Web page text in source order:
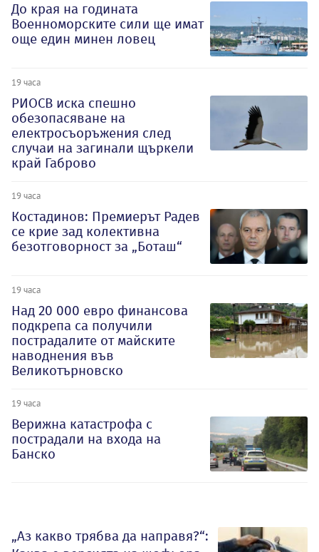
До края на годината
Военноморските сили ще имат
още един минен ловец
19 часа
РИОСВ иска спешно
обезопасяване на
електросъоръжения след
случаи на загинали щъркели
край Габрово
19 часа
Костадинов: Премиерът Радев
се крие зад колективна
безотговорност за „Боташ“
19 часа
Над 20 000 евро финансова
подкрепа са получили
пострадалите от майските
наводнения във
Великотърновско
19 часа
Верижна катастрофа с
пострадали на входа на
Банско
„Аз какво трябва да направя?“: